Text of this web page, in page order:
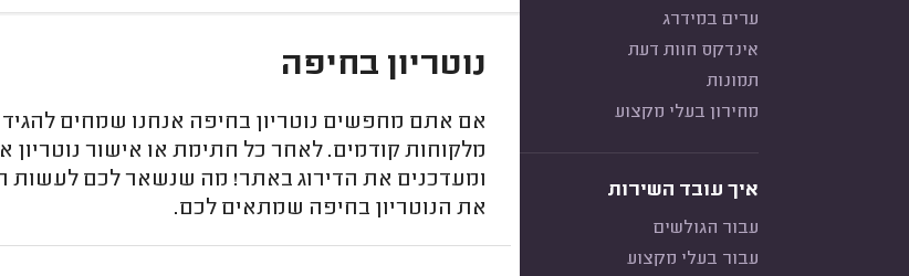
ערים במידרג
אינדקס חוות דעת
תמונות
מחירון בעלי מקצוע
איך עובד השירות
עבור הגולשים
עבור בעלי מקצוע
נוטריון בחיפה
אם אתם מחפשים נוטריון בחיפה אנחנו שמחים להגיד
מלקוחות קודמים. לאחר כל חתימת או אישור נוטריון
ומעדכנים את הדירוג באתר! מה שנשאר לכם לעשות
את הנוטריון בחיפה שמתאים לכם.